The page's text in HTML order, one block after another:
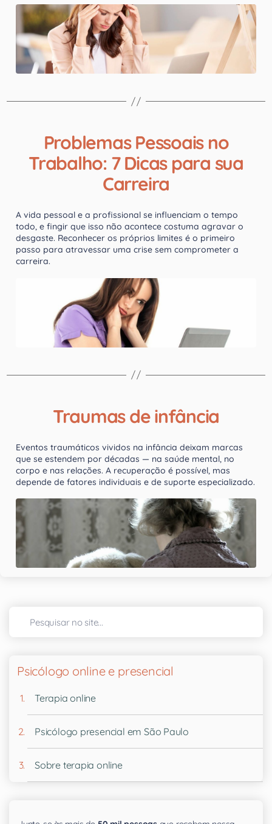
Problemas Pessoais no
Trabalho: 7 Dicas para sua
Carreira
A vida pessoal e a profissional se influenciam o tempo
todo, e fingir que isso não acontece costuma agravar o
desgaste. Reconhecer os próprios limites é o primeiro
passo para atravessar uma crise sem comprometer a
carreira.
Traumas de infância
Eventos traumáticos vividos na infância deixam marcas
que se estendem por décadas — na saúde mental, no
corpo e nas relações. A recuperação é possível, mas
depende de fatores individuais e de suporte especializado.
Psicólogo online e presencial
Terapia online
Psicólogo presencial em São Paulo
Sobre terapia online